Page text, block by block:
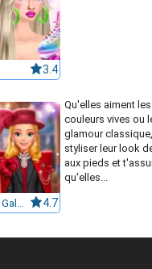
3.4
4.7
Qu'elles aiment les
couleurs vives ou
glamour
styliser leur look
aux pieds et
qu'elles...